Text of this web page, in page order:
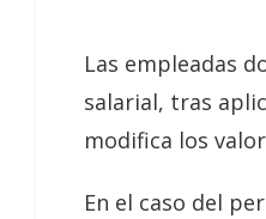
Las empleadas
salarial, tras
modifica los
En el caso del